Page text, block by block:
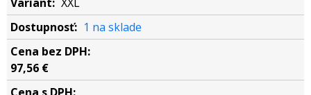
1 na sklade
97,56 €